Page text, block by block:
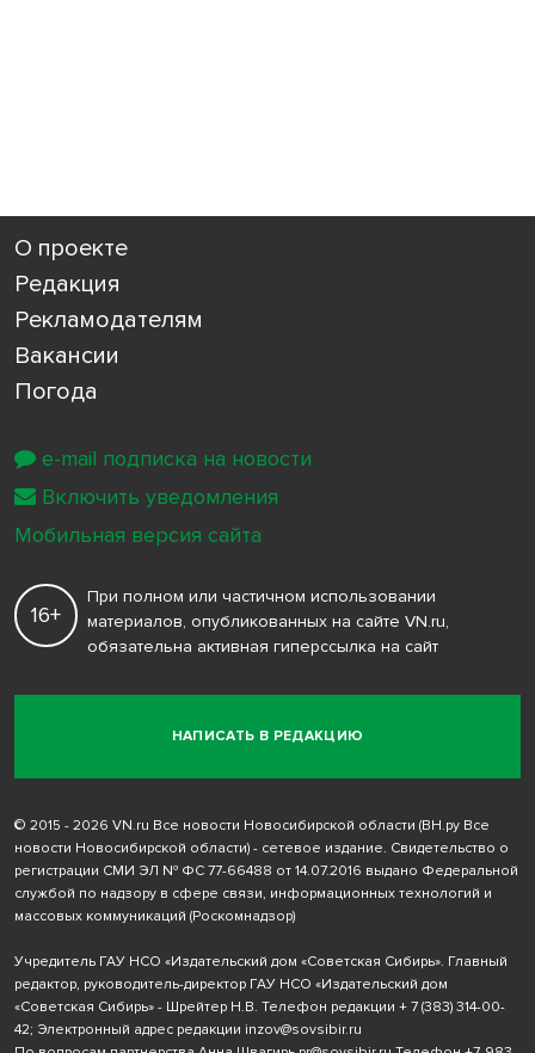
О проекте
Редакция
Рекламодателям
Вакансии
Погода
НАПИСАТЬ В РЕДАКЦИЮ
16+
При полном или частичном использовании
материалов, опубликованных на сайте VN.ru,
обязательна активная гиперссылка на сайт
© 2015 - 2026 VN.ru Все новости Новосибирской области (ВН.ру Все
новости Новосибирской области) - сетевое издание. Свидетельство о
регистрации СМИ ЭЛ № ФС 77-66488 от 14.07.2016 выдано Федеральной
службой по надзору в сфере связи, информационных технологий и
массовых коммуникаций (Роскомнадзор)
Учредитель ГАУ НСО «Издательский дом «Советская Сибирь». Главный
редактор, руководитель-директор ГАУ НСО «Издательский дом
«Советская Сибирь» - Шрейтер Н.В. Телефон редакции + 7 (383) 314-00-
42; Электронный адрес редакции inzov@sovsibir.ru
e-mail подписка на новости
Включить уведомления
Мобильная версия сайта